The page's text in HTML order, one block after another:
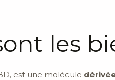
les
est une molécule